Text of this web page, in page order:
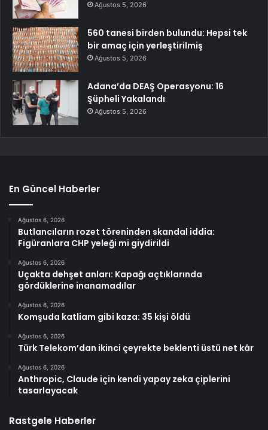
Ağustos 5, 2026
560 tanesi birden bulundu: Hepsi tek
bir amaç için yerleştirilmiş
Ağustos 5, 2026
Adana’da DEAŞ Operasyonu: 16
Şüpheli Yakalandı
Ağustos 5, 2026
En Güncel Haberler
Ağustos 6, 2026
Butlancıların rozet töreninden skandal iddia:
Figüranlara CHP yeleği mi giydirildi
Ağustos 6, 2026
Uçakta dehşet anları: Kapağı açtıklarında
gördüklerine inanamadılar
Ağustos 6, 2026
Komşuda katliam gibi kaza: 35 kişi öldü
Ağustos 6, 2026
Türk Telekom’dan ikinci çeyrekte beklenti üstü net kâr
Ağustos 6, 2026
Anthropic, Claude için kendi yapay zeka çiplerini
tasarlayacak
Rastgele Haberler